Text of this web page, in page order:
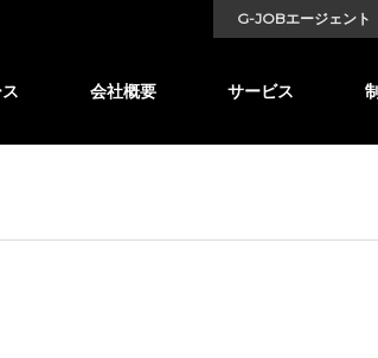
G-JOBエージェント
会社概要 サービス